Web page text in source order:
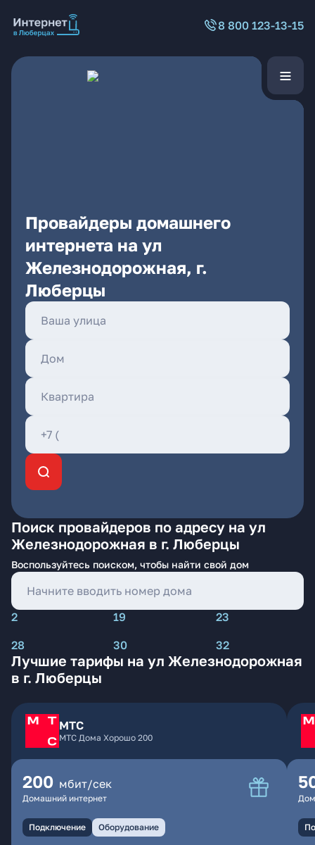
8 800 123-13-15
Провайдеры домашнего
интернета на ул
Железнодорожная, г.
Люберцы
Поиск провайдеров по адресу на ул
Железнодорожная в г. Люберцы
Воспользуйтесь поиском, чтобы найти свой дом
2 19
23
28
30 32
Лучшие тарифы на ул Железнодорожная
в г. Люберцы
МТС
МТС Дома Хорошо 200
200 мбит/сек
Домашний интернет
Подключение Оборудование